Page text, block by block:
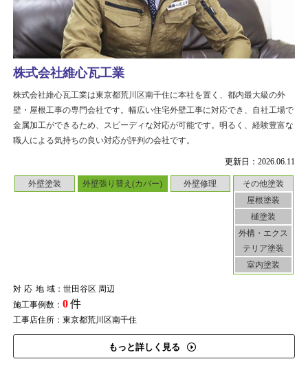
更新日：2026.06.11
外壁塗装 外壁張り替え(カバー) 外壁修理
その他塗装
屋根塗装
樋塗装
外構・エクス
テリア塗装
室内塗装
対応地域：世田谷区 周辺
施工事例数： 0件
工事店住所：東京都荒川区南千住
もっと詳しく見る
株式会社維心瓦工業
株式会社維心瓦工業は東京都荒川区南千住に本社を置く、都内最大級の外
壁・屋根工事の専門会社です。幅広い住宅外壁工事に対応でき、自社工場で
金属加工ができるため、スピーディな対応が可能です。明るく、経験豊富な
職人による気持ちの良い対応が評判の会社です。